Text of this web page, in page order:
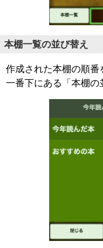
本棚一覧の並び替え
作成された本棚の順
一番下にある「本棚の